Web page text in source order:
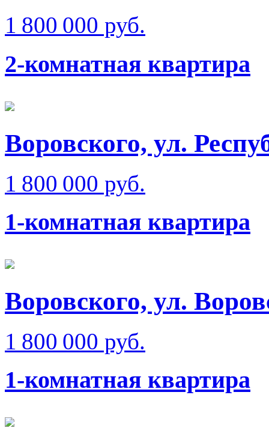
1 800 000 руб.
2-комнатная квартира
Воровского, ул.
1 800 000 руб.
1-комнатная квартира
Воровского, ул.
1 800 000 руб.
1-комнатная квартира